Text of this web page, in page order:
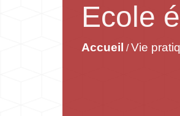
Ecole
Accueil /Vie